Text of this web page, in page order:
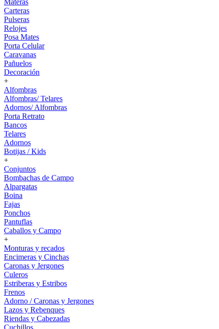
Materas
Carteras
Pulseras
Relojes
Posa Mates
Porta Celular
Caravanas
Pañuelos
Decoración
+
Alfombras
Alfombras/ Telares
Adornos/ Alfombras
Porta Retrato
Bancos
Telares
Adornos
Botijas / Kids
+
Conjuntos
Bombachas de Campo
Alpargatas
Boina
Fajas
Ponchos
Pantuflas
Caballos y Campo
+
Monturas y recados
Encimeras y Cinchas
Caronas y Jergones
Culeros
Estriberas y Estribos
Frenos
Adorno / Caronas y Jergones
Lazos y Rebenques
Riendas y Cabezadas
Cuchillos